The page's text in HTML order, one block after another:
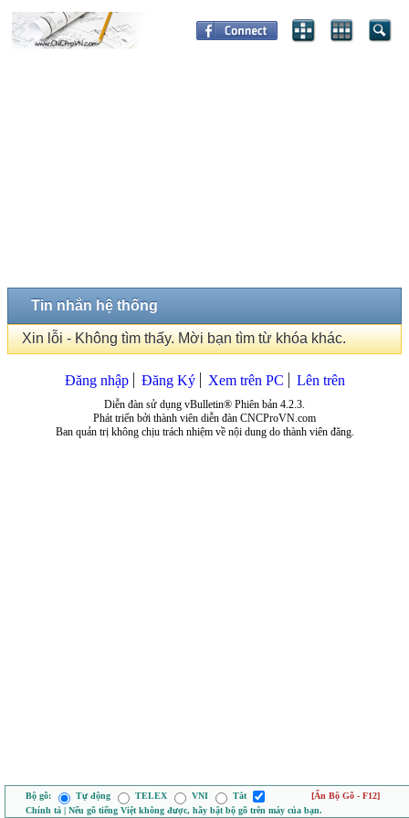
Tin nhắn hệ thống
Xin lỗi - Không tìm thấy. Mời bạn tìm từ khóa khác.
Đăng nhập Đăng Ký Xem trên PC Lên trên
Diễn đàn sử dụng vBulletin® Phiên bản 4.2.3.
Phát triển bởi thành viên diễn đàn CNCProVN.com
Ban quản trị không chịu trách nhiệm về nội dung do thành viên đăng.
Bộ gõ: Tự động TELEX VNI Tắt
[Ẩn Bộ Gõ - F12]
Chính tả | Nếu gõ tiếng Việt không được, hãy bật bộ gõ trên máy của bạn.